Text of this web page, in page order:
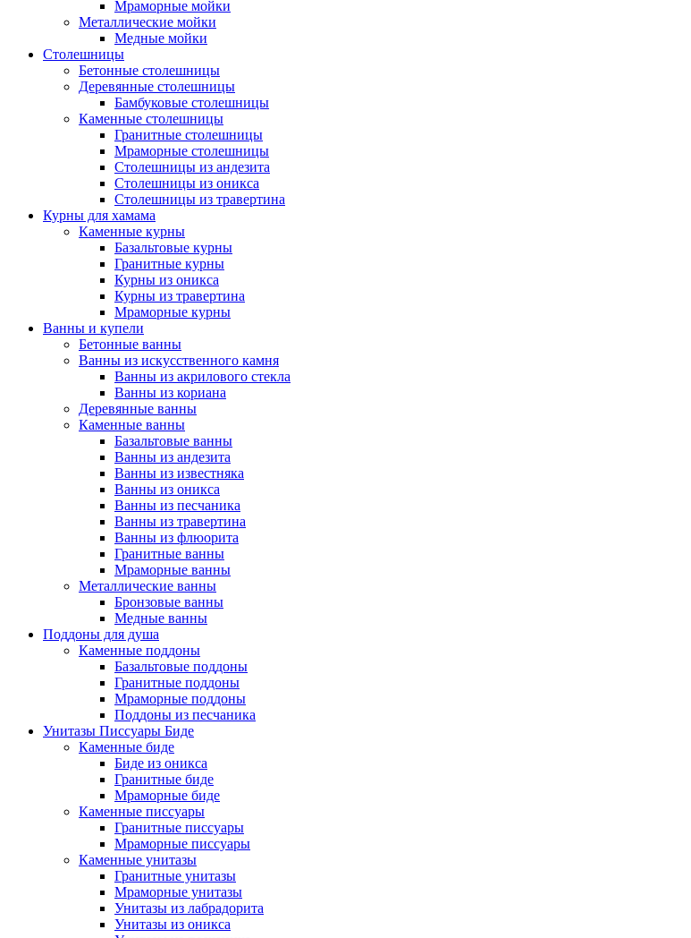
Мраморные мойки
Металлические мойки
Медные мойки
Столешницы
Бетонные столешницы
Деревянные столешницы
Бамбуковые столешницы
Каменные столешницы
Гранитные столешницы
Мраморные столешницы
Столешницы из андезита
Столешницы из оникса
Столешницы из травертина
Курны для хамама
Каменные курны
Базальтовые курны
Гранитные курны
Курны из оникса
Курны из травертина
Мраморные курны
Ванны и купели
Бетонные ванны
Ванны из искусственного камня
Ванны из акрилового стекла
Ванны из кориана
Деревянные ванны
Каменные ванны
Базальтовые ванны
Ванны из андезита
Ванны из известняка
Ванны из оникса
Ванны из песчаника
Ванны из травертина
Ванны из флюорита
Гранитные ванны
Мраморные ванны
Металлические ванны
Бронзовые ванны
Медные ванны
Поддоны для душа
Каменные поддоны
Базальтовые поддоны
Гранитные поддоны
Мраморные поддоны
Поддоны из песчаника
Унитазы Писсуары Биде
Каменные биде
Биде из оникса
Гранитные биде
Мраморные биде
Каменные писсуары
Гранитные писсуары
Мраморные писсуары
Каменные унитазы
Гранитные унитазы
Мраморные унитазы
Унитазы из лабрадорита
Унитазы из оникса